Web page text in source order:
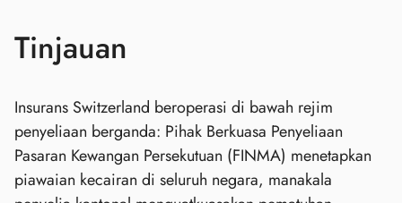
Tinjauan
Insurans Switzerland beroperasi di bawah rejim
penyeliaan berganda: Pihak Berkuasa Penyeliaan
Pasaran Kewangan Persekutuan (FINMA) menetapkan
piawaian kecairan di seluruh negara, manakala